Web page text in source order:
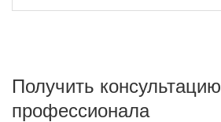
Получить консультацию
профессионала